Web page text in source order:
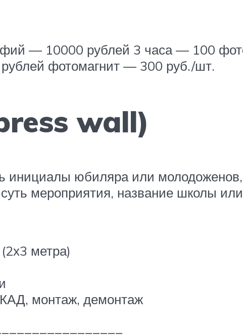
— 10000 рублей 3 часа — 100
фотомагнит — 300 руб./шт.
wall)
инициалы юбиляра или
мероприятия, название школы
метра)
монтаж, демонтаж